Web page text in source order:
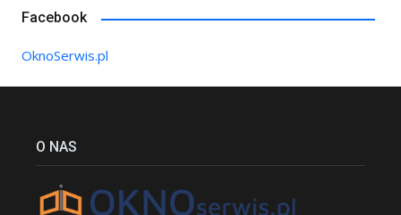
Facebook
OknoSerwis.pl
O NAS